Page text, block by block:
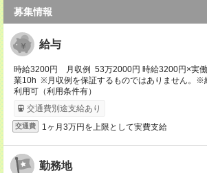
募集情報
給与
時給3200円 月収例 53万2000円 時給3200円×実
業10h ※月収例を保証するものではありません。※
利用可（利用条件有）
交通費別途支給あり
交通費 1ヶ月3万円を上限として実費支給
勤務地